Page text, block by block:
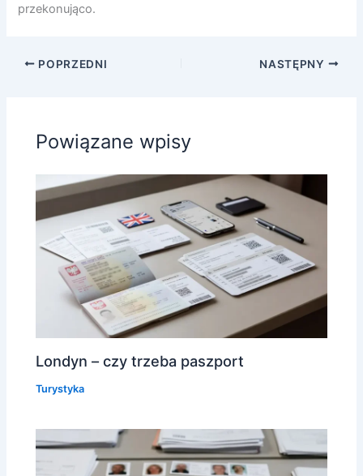
przekonująco.
POPRZEDNI NASTĘPNY
Powiązane wpisy
Londyn – czy trzeba paszport
Turystyka